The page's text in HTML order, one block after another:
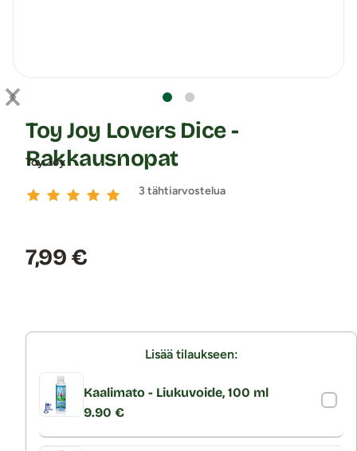
Toy Joy
Toy Joy Lovers Dice -
Rakkausnopat
3 tähtiarvostelua
Hinta:
7,99 €
Lisää tilaukseen:
Kaalimato - Liukuvoide, 100 ml
9.90 €